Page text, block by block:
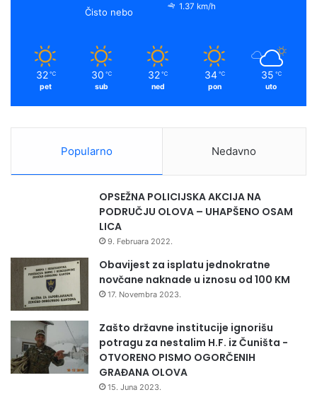
Čisto nebo
1.37 km/h
32 ℃
pet
30 ℃
sub
32 ℃
ned
34 ℃
pon
35 ℃
uto
Popularno Nedavno
OPSEŽNA POLICIJSKA AKCIJA NA
PODRUČJU OLOVA – UHAPŠENO OSAM
LICA
9. Februara 2022.
Obavijest za isplatu jednokratne
novčane naknade u iznosu od 100 KM
17. Novembra 2023.
Zašto državne institucije ignorišu
potragu za nestalim H.F. iz Čuništa -
OTVORENO PISMO OGORČENIH
GRAĐANA OLOVA
15. Juna 2023.